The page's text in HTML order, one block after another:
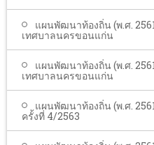
แผนพัฒนาท้องถิ่น (พ.ศ.
เทศบาลนครขอนแก่น
แผนพัฒนาท้องถิ่น (พ.ศ.
เทศบาลนครขอนแก่น
แผนพัฒนาท้องถิ่น (พ.ศ.
ครั้งที่ 4/2563